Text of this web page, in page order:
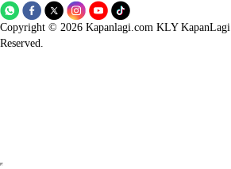
Copyright © 2026 Kapanlagi.com KLY
Reserved.